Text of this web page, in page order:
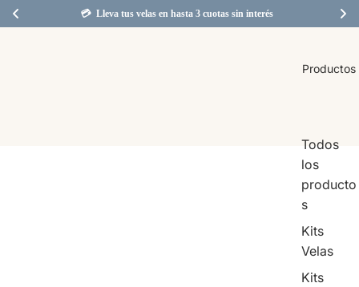
💳  Lleva tus velas en hasta 3 cuotas sin interés
Productos
Todos
los
producto
s
Kits
Velas
Kits